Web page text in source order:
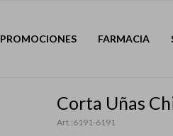
PROMOCIONES FARMACIA
Corta Uñas
6191-6191